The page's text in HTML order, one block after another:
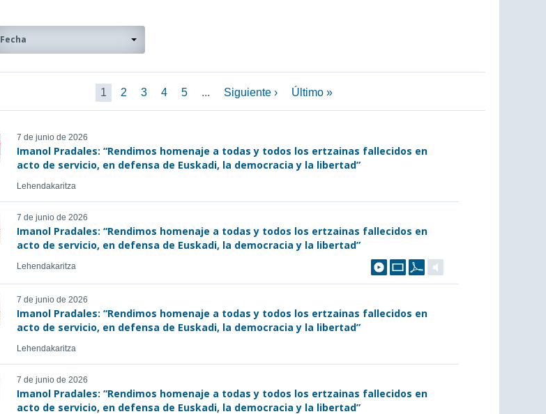
Fecha
1 2 3 4 5 ... Siguiente › Último »
7 de junio de 2026
Imanol Pradales: “Rendimos homenaje a todas y todos los ertzainas fallecidos en
acto de servicio, en defensa de Euskadi, la democracia y la libertad”
Lehendakaritza
7 de junio de 2026
Imanol Pradales: “Rendimos homenaje a todas y todos los ertzainas fallecidos en
acto de servicio, en defensa de Euskadi, la democracia y la libertad”
Lehendakaritza
7 de junio de 2026
Imanol Pradales: “Rendimos homenaje a todas y todos los ertzainas fallecidos en
acto de servicio, en defensa de Euskadi, la democracia y la libertad”
Lehendakaritza
7 de junio de 2026
Imanol Pradales: “Rendimos homenaje a todas y todos los ertzainas fallecidos en
acto de servicio, en defensa de Euskadi, la democracia y la libertad”